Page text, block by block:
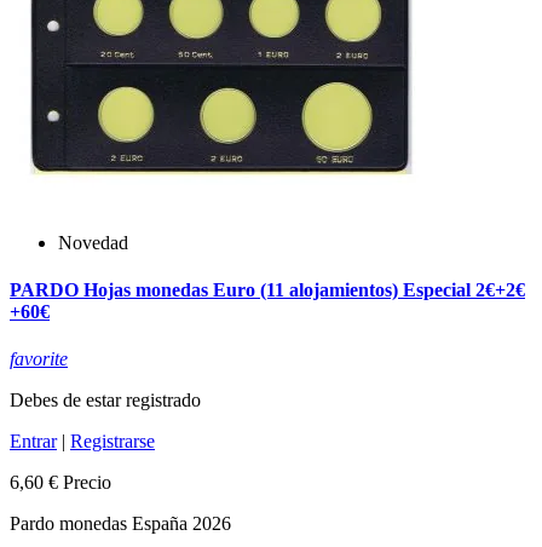
Novedad
PARDO Hojas monedas Euro (11 alojamientos) Especial 2€+2€
+60€
favorite
Debes de estar registrado
Entrar| Registrarse
6,60 € Precio
Pardo monedas España 2026